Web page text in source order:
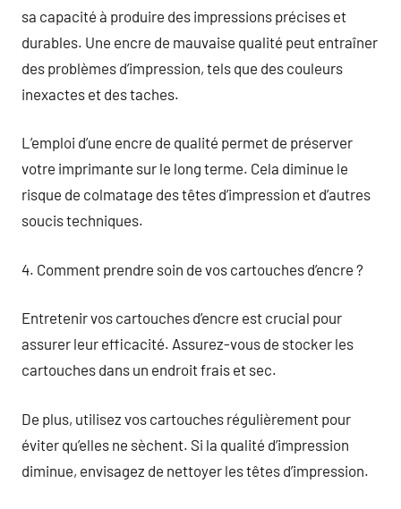
sa capacité à produire des impressions précises et
durables. Une encre de mauvaise qualité peut entraîner
des problèmes d’impression, tels que des couleurs
inexactes et des taches.
L’emploi d’une encre de qualité permet de préserver
votre imprimante sur le long terme. Cela diminue le
risque de colmatage des têtes d’impression et d’autres
soucis techniques.
4. Comment prendre soin de vos cartouches d’encre ?
Entretenir vos cartouches d’encre est crucial pour
assurer leur efficacité. Assurez-vous de stocker les
cartouches dans un endroit frais et sec.
De plus, utilisez vos cartouches régulièrement pour
éviter qu’elles ne sèchent. Si la qualité d’impression
diminue, envisagez de nettoyer les têtes d’impression.